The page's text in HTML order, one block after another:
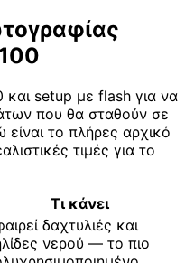
setup με flash για να
που θα σταθούν σε
το πλήρες αρχικό
τιμές για το
Τι κάνει
δαχτυλιές και
νερού — το πιο